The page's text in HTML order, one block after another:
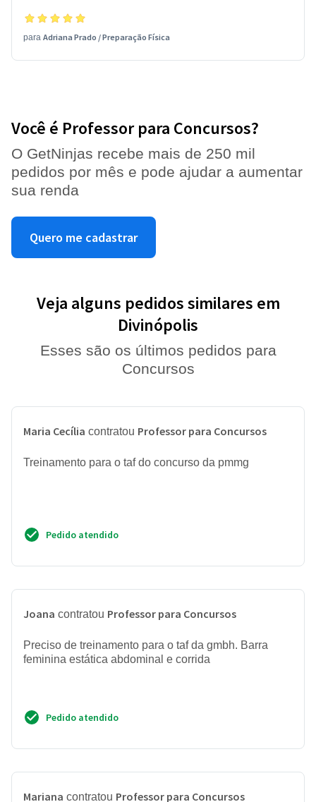
para Adriana Prado /Preparação Física
Você é Professor para Concursos?
O GetNinjas recebe mais de 250 mil
pedidos por mês e pode ajudar a aumentar
sua renda
Quero me cadastrar
Veja alguns pedidos similares em
Divinópolis
Esses são os últimos pedidos para
Concursos
Maria Cecília contratou Professor para Concursos
Treinamento para o taf do concurso da pmmg
Pedido atendido
Joana contratou Professor para Concursos
Preciso de treinamento para o taf da gmbh. Barra
feminina estática abdominal e corrida
Pedido atendido
Mariana contratou Professor para Concursos